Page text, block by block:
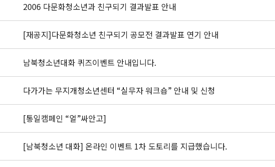
2006 다문화청소년과 친구되기 결과발표 안내
[재공지]다문화청소년 친구되기 공모전 결과발표 연기 안내
남북청소년대화 퀴즈이벤트 안내입니다.
다가가는 무지개청소년센터 “실무자 워크숍” 안내 및 신청
[통일캠페인 “얼”싸안고]
[남북청소년 대화] 온라인 이벤트 1차 도토리를 지급했습니다.